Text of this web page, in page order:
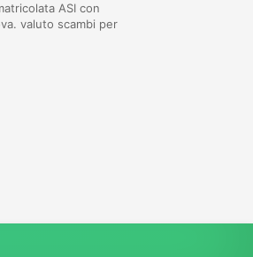
ASI con
valuto scambi per